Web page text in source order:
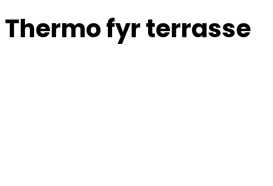
Thermo fyr terrasse